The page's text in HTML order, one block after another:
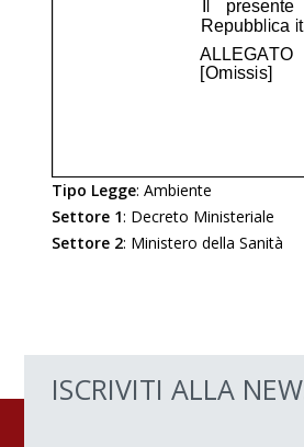
Tipo Legge: Ambiente
Settore 1: Decreto Ministeriale
Settore 2: Ministero della Sanità
ISCRIVITI ALLA